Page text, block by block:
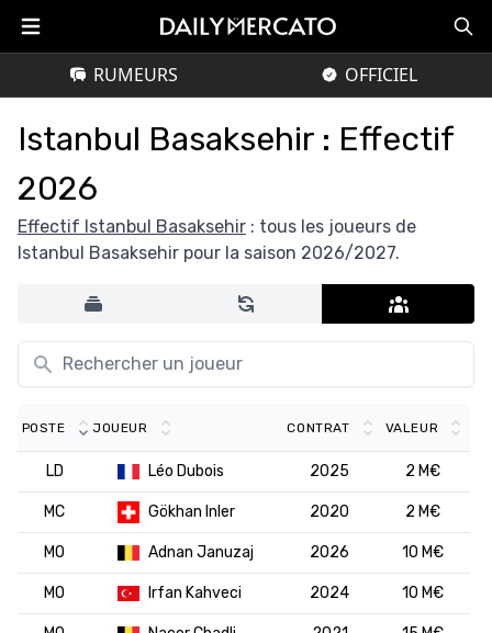
RUMEURS OFFICIEL
Istanbul Basaksehir : Effectif
2026
Effectif Istanbul Basaksehir : tous les joueurs de
Istanbul Basaksehir pour la saison 2026/2027.
POSTE JOUEUR CONTRAT VALEUR
LD Léo Dubois 2025 2 M€
MC Gökhan Inler 2020 2 M€
MO Adnan Januzaj 2026 10 M€
MO Irfan Kahveci 2024 10 M€